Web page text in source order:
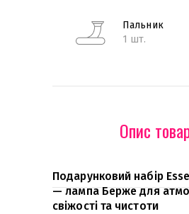
Пальник
1 шт.
Опис
Подарунковий набір
— лампа Берже для
свіжості та чистоти